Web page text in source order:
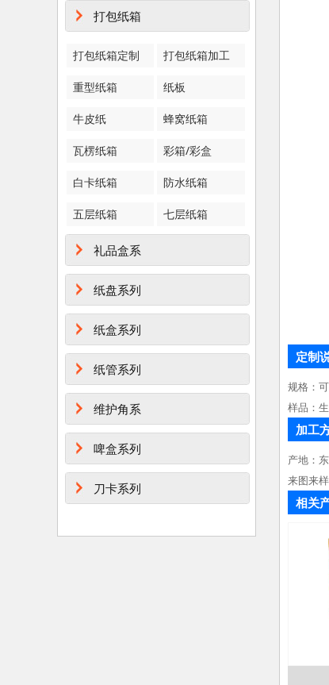
打包纸箱
打包纸箱定制 打包纸箱加工
重型纸箱 纸板
牛皮纸 蜂窝纸箱
瓦楞纸箱 彩箱/彩盒
白卡纸箱 防水纸箱
五层纸箱 七层纸箱
礼品盒系
纸盘系列
纸盒系列
纸管系列
维护角系
啤盒系列
刀卡系列
定制
规格：
样品：
加工
产地：
来图来
相关